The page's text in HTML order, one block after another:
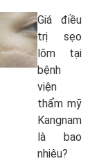
Giá điều
trị sẹo
lõm tại
bệnh
viện
thẩm mỹ
Kangnam
là bao
nhiêu?